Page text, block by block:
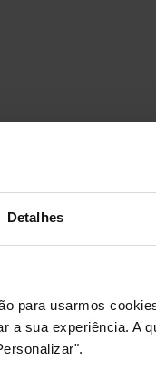
Detalhes
para usarmos
a sua experiência. A